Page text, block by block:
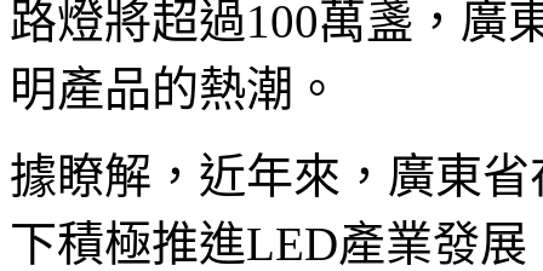
路燈將超過100萬盞，廣
明產品的熱潮。
據瞭解，近年來，廣東
下積極推進LED產業發